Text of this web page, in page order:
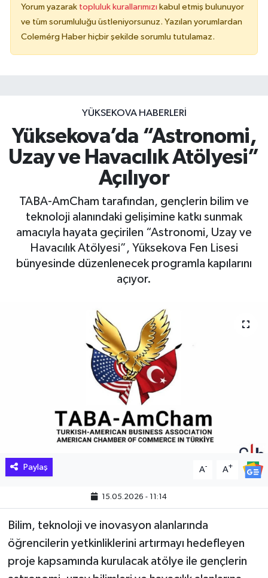
Yorum yazarak topluluk kurallarımızı kabul etmiş bulunuyor
ve tüm sorumluluğu üstleniyorsunuz. Yazılan yorumlardan
Colemérg Haber hiçbir şekilde sorumlu tutulamaz.
YÜKSEKOVA HABERLERI
Yüksekova’da “Astronomi,
Uzay ve Havacılık Atölyesi”
Açılıyor
TABA-AmCham tarafından, gençlerin bilim ve
teknoloji alanındaki gelişimine katkı sunmak
amacıyla hayata geçirilen “Astronomi, Uzay ve
Havacılık Atölyesi”, Yüksekova Fen Lisesi
bünyesinde düzenlenecek programla kapılarını
açıyor.
Paylaş A- A+
15.05.2026 - 11:14
Bilim, teknoloji ve inovasyon alanlarında
öğrencilerin yetkinliklerini artırmayı hedefleyen
proje kapsamında kurulacak atölye ile gençlerin